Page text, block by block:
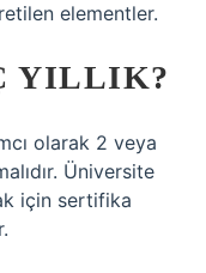
elementler.
YILLIK?
olarak 2 veya
Üniversite
için sertifika